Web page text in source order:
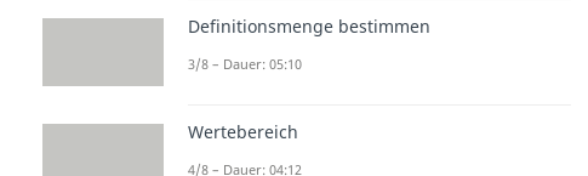
Definitionsmenge bestimmen
3/8 – Dauer: 05:10
Wertebereich
4/8 – Dauer: 04:12